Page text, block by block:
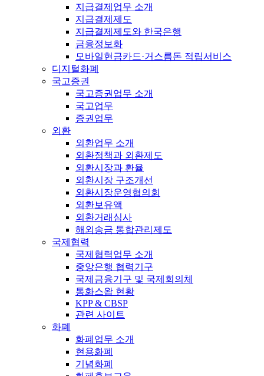
지급결제업무 소개
지급결제제도
지급결제제도와 한국은행
금융정보화
모바일현금카드·거스름돈 적립서비스
디지털화폐
국고증권
국고증권업무 소개
국고업무
증권업무
외환
외환업무 소개
외환정책과 외환제도
외환시장과 환율
외환시장 구조개선
외환시장운영협의회
외환보유액
외환거래심사
해외송금 통합관리제도
국제협력
국제협력업무 소개
중앙은행 협력기구
국제금융기구 및 국제회의체
통화스왑 현황
KPP & CBSP
관련 사이트
화폐
화폐업무 소개
현용화폐
기념화폐